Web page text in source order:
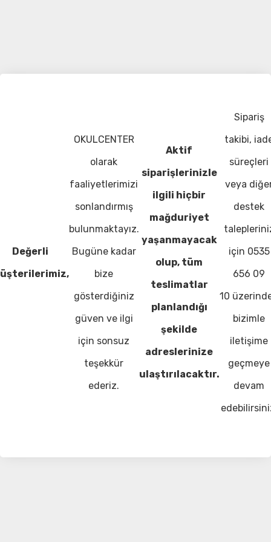
Değerli
OKULCENTER
olarak
faaliyetlerimizi
sonlandırmış
bulunmaktayız.
Bugüne kadar
bize
gösterdiğiniz
güven ve ilgi
için sonsuz
teşekkür
ederiz.
Aktif
siparişlerinizle
ilgili hiçbir
mağduriyet
yaşanmayacak
olup, tüm
teslimatlar
planlandığı
şekilde
adreslerinize
ulaştırılacaktır.
Sipariş
takibi,
süreçleri
veya
destek
için 0535
656 09
10
bizimle
iletişime
geçmeye
devam